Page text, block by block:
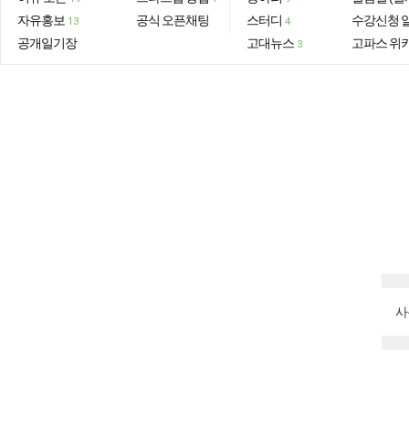
자유홍보 13
공개일기장
공식 오픈채팅 스터디 4
고대뉴스 3
수강신청
고파스 위